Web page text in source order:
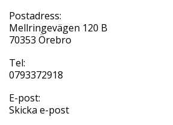
Postadress:
Mellringevägen 120 B
70353 Örebro
Tel:
0793372918
E-post:
Skicka e-post